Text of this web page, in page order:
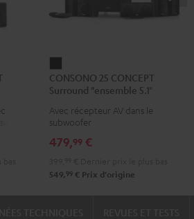
25
CONCEPT
Surround
5.1"
CONSONO 25 CONCEPT
Surround "ensemble 5.1"
Avec récepteur AV dans le
subwoofer
479,99 €
549, 99 € Prix d'origine